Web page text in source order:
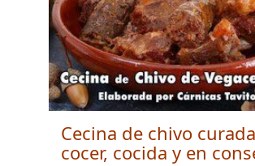
Cecina de chivo
cocer, cocida y en